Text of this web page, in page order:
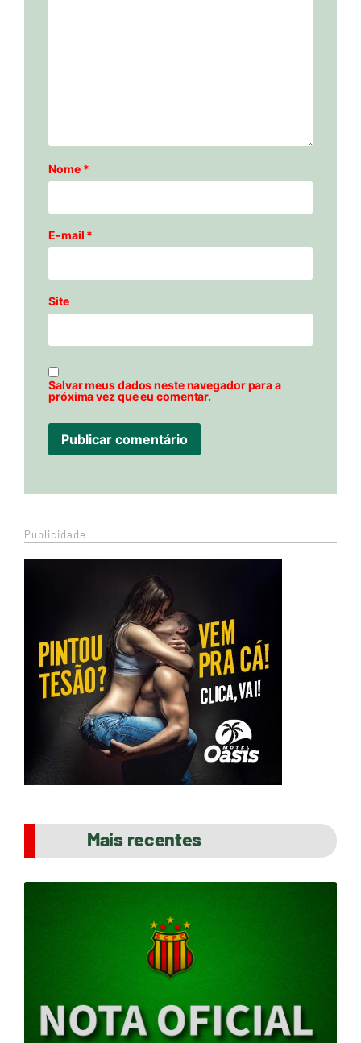
Nome *
E-mail *
Site
Salvar meus dados neste navegador para a
próxima vez que eu comentar.
Publicidade
Mais recentes